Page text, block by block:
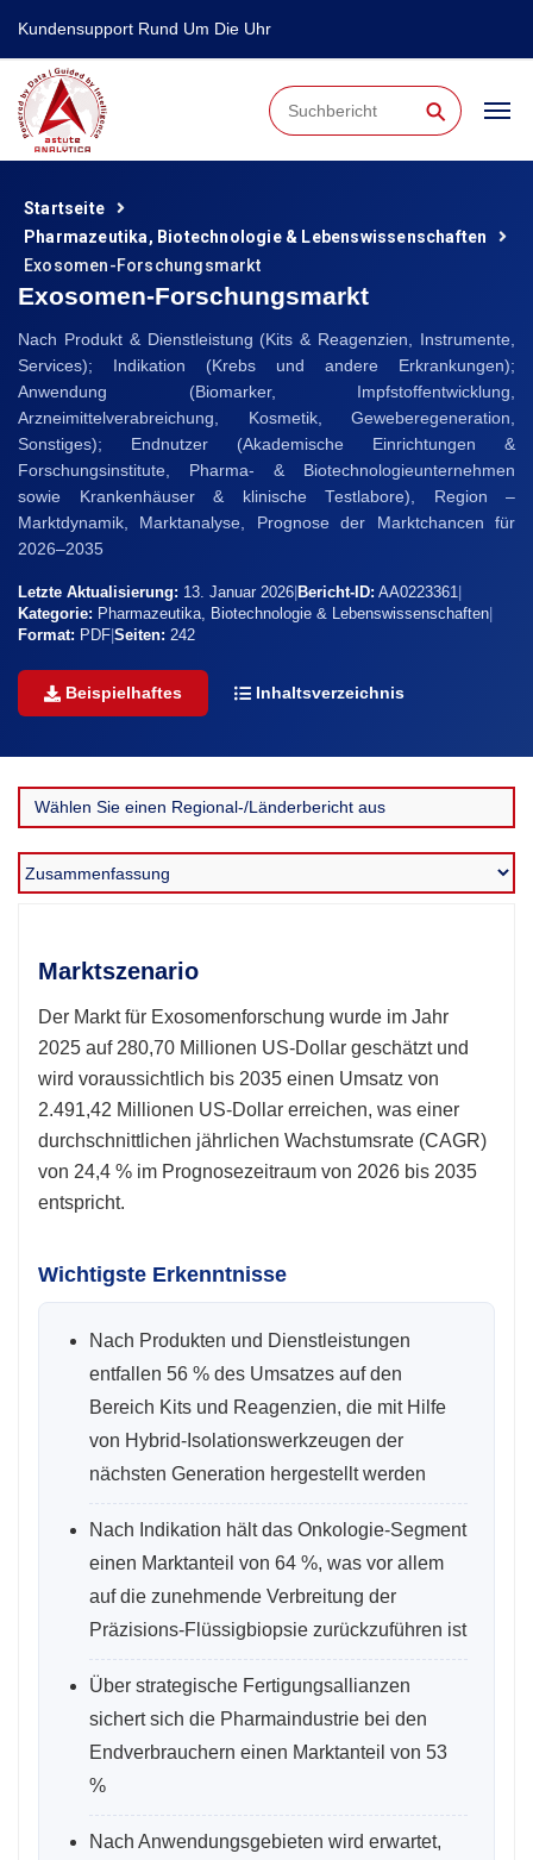
Kundensupport Rund Um Die Uhr
⚲
Startseite
Pharmazeutika, Biotechnologie & Lebenswissenschaften
Exosomen-Forschungsmarkt
Exosomen-Forschungsmarkt
Nach Produkt & Dienstleistung (Kits & Reagenzien, Instrumente,
Services); Indikation (Krebs und andere Erkrankungen);
Anwendung (Biomarker, Impfstoffentwicklung,
Arzneimittelverabreichung, Kosmetik, Geweberegeneration,
Sonstiges); Endnutzer (Akademische Einrichtungen &
Forschungsinstitute, Pharma- & Biotechnologieunternehmen
sowie Krankenhäuser & klinische Testlabore), Region –
Marktdynamik, Marktanalyse, Prognose der Marktchancen für
2026–2035
Letzte Aktualisierung: 13. Januar 2026 Bericht-ID: AA0223361
Kategorie: Pharmazeutika, Biotechnologie & Lebenswissenschaften
Format: PDF Seiten: 242
Beispielhaftes Inhaltsverzeichnis
Marktszenario
Der Markt für Exosomenforschung wurde im Jahr
2025 auf 280,70 Millionen US-Dollar geschätzt und
wird voraussichtlich bis 2035 einen Umsatz von
2.491,42 Millionen US-Dollar erreichen, was einer
durchschnittlichen jährlichen Wachstumsrate (CAGR)
von 24,4 % im Prognosezeitraum von 2026 bis 2035
entspricht.
Wichtigste Erkenntnisse
Nach Produkten und Dienstleistungen
entfallen 56 % des Umsatzes auf den
Bereich Kits und Reagenzien, die mit Hilfe
von Hybrid-Isolationswerkzeugen der
nächsten Generation hergestellt werden
Nach Indikation hält das Onkologie-Segment
einen Marktanteil von 64 %, was vor allem
auf die zunehmende Verbreitung der
Präzisions-Flüssigbiopsie zurückzuführen ist
Über strategische Fertigungsallianzen
sichert sich die Pharmaindustrie bei den
Endverbrauchern einen Marktanteil von 53
%
Nach Anwendungsgebieten wird erwartet,